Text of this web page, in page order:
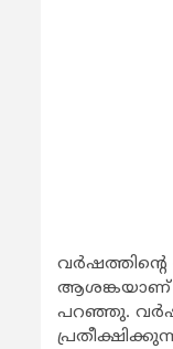
ആശങ്കയാണ്
പറഞ്ഞു.